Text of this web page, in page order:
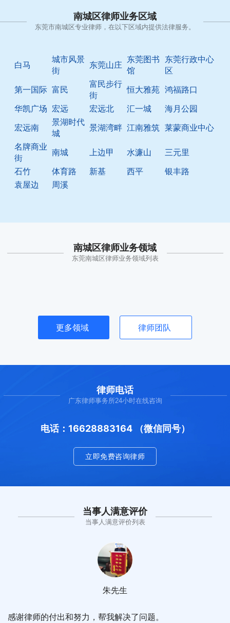
南城区律师业务区域
东莞市南城区专业律师，在以下区域内提供法律服务。
白马
城市风景
街
东莞山庄
东莞图书
馆
东莞行政中心
区
第一国际 富民
富民步行
街
恒大雅苑 鸿福路口
华凯广场 宏远 宏远北 汇一城
海月公园
宏远南
景湖时代
城
景湖湾畔 江南雅筑 莱蒙商业中心
名牌商业
街
南城 上边甲 水濂山
三元里
石竹
体育路 新基 西平
银丰路
袁屋边
周溪
南城区律师业务领域
东莞南城区律师业务领域列表
更多领域 律师团队
律师电话
广东律师事务所24小时在线咨询
电话：16628883164 （微信同号）
立即免费咨询律师
当事人满意评价
当事人满意评价列表
感谢律师的付出和努力，帮我解决了问题。
朱先生